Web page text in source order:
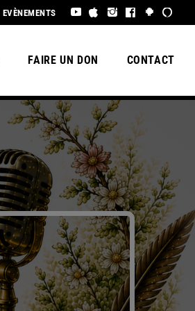
EVÈNEMENTS
FAIRE UN DON CONTACT